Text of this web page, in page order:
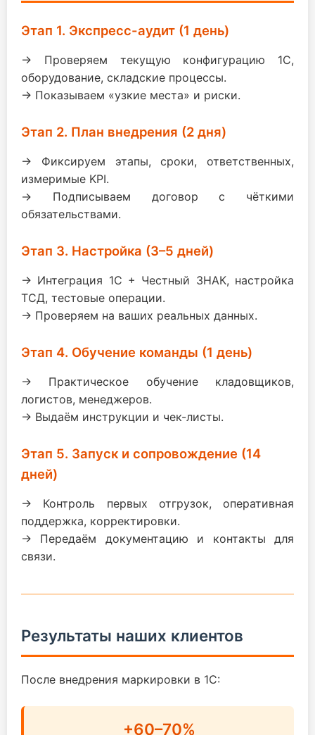
Этап 1. Экспресс-аудит (1 день)
→ Проверяем текущую конфигурацию 1С,
оборудование, складские процессы.
→ Показываем «узкие места» и риски.
Этап 2. План внедрения (2 дня)
→ Фиксируем этапы, сроки, ответственных,
измеримые KPI.
→ Подписываем договор с чёткими
обязательствами.
Этап 3. Настройка (3–5 дней)
→ Интеграция 1С + Честный ЗНАК, настройка
ТСД, тестовые операции.
→ Проверяем на ваших реальных данных.
Этап 4. Обучение команды (1 день)
→ Практическое обучение кладовщиков,
логистов, менеджеров.
→ Выдаём инструкции и чек-листы.
Этап 5. Запуск и сопровождение (14
дней)
→ Контроль первых отгрузок, оперативная
поддержка, корректировки.
→ Передаём документацию и контакты для
связи.
Результаты наших клиентов
После внедрения маркировки в 1С:
+60–70%